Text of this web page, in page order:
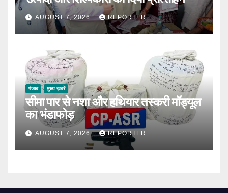
AUGUST 7, 2026 REPORTER
पंजाब मुख्य ख़बरें
सीमा पार से नशा और हथियार तस्करी मॉड्यूल
का भंडाफोड़
AUGUST 7, 2026 REPORTER